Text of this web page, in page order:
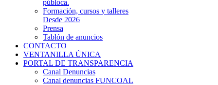
públoca.
Formación, cursos y talleres
Desde 2026
Prensa
Tablón de anuncios
CONTACTO
VENTANILLA ÚNICA
PORTAL DE TRANSPARENCIA
Canal Denuncias
Canal denuncias FUNCOAL